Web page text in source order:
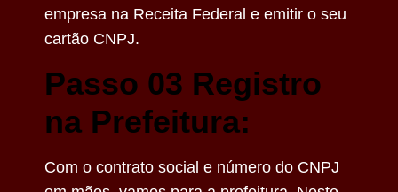
empresa na Receita Federal e emitir o seu
cartão CNPJ.
Passo 03 Registro
na Prefeitura:
Com o contrato social e número do CNPJ